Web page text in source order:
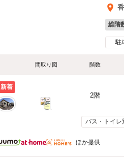
総階
駐
間取り図 階数
新着
2階
バス・トイレ
ほか提供